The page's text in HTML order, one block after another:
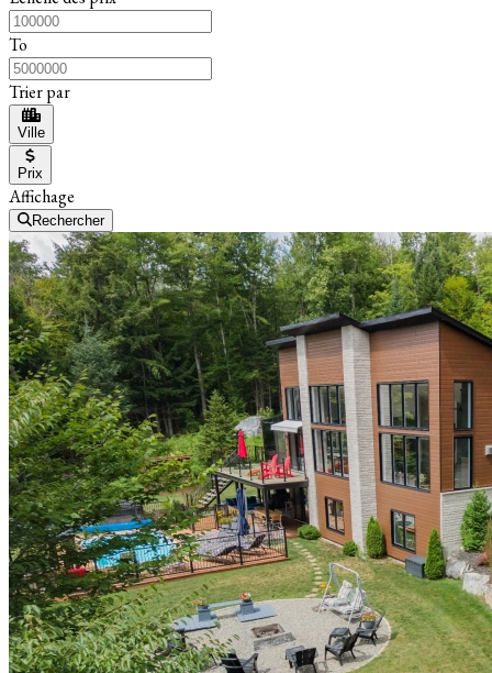
To
Trier par
Ville
Prix
Affichage
Rechercher